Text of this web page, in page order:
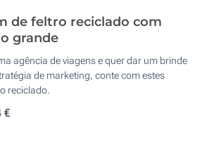
de feltro reciclado com
grande
agência de viagens e quer dar um brinde
de marketing, conte com estes
reciclado.
€